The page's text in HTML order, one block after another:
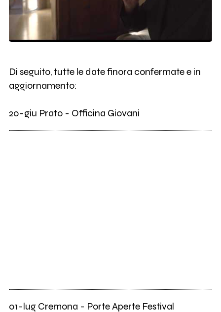
Di seguito, tutte le date finora confermate e in
aggiornamento:
20-giu Prato - Officina Giovani
01-lug Cremona - Porte Aperte Festival